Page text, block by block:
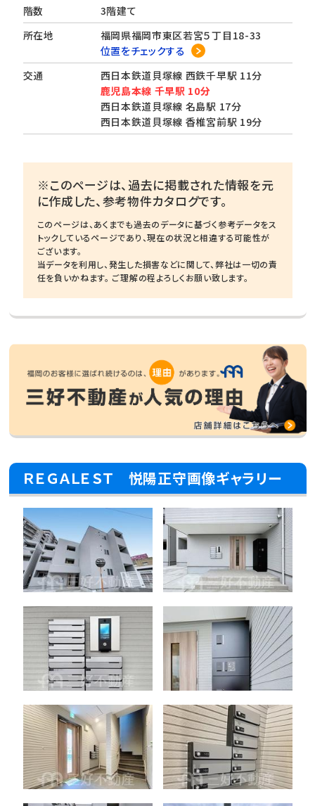
階数
3階建て
所在地
福岡県福岡市東区若宮５丁目18-33
位置をチェックする
交通
西日本鉄道貝塚線 西鉄千早駅 11分
鹿児島本線 千早駅 10分
西日本鉄道貝塚線 名島駅 17分
西日本鉄道貝塚線 香椎宮前駅 19分
※このページは、過去に掲載された情報を元
に作成した、参考物件カタログです。
このページは、あくまでも過去のデータに基づく参考データをス
トックしているページであり、現在の状況と相違する可能性が
ございます。
当データを利用し、発生した損害などに関して、弊社は一切の責
任を負いかねます。 ご理解の程よろしくお願い致します。
ＲＥＧＡＬＥＳＴ 悦陽正守画像ギャラリー